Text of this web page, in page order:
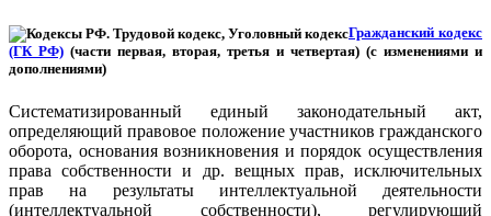
Гражданский кодекс
(ГК РФ) (части первая, вторая, третья и четвертая) (с изменениями и
дополнениями)
Систематизированный единый законодательный акт,
определяющий правовое положение участников гражданского
оборота, основания возникновения и порядок осуществления
права собственности и др. вещных прав, исключительных
прав на результаты интеллектуальной деятельности
(интеллектуальной собственности), регулирующий